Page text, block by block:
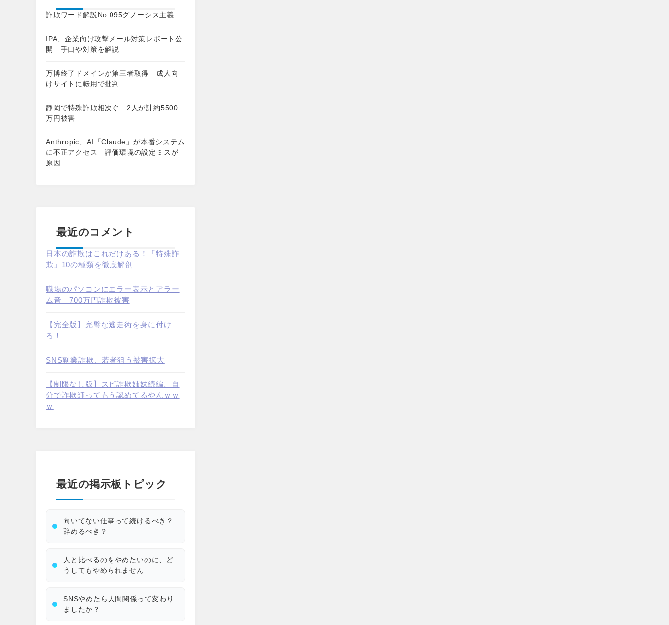
詐欺ワード解説No.095グノーシス主義
IPA、企業向け攻撃メール対策レポート公
開 手口や対策を解説
万博終了ドメインが第三者取得 成人向
けサイトに転用で批判
静岡で特殊詐欺相次ぐ 2人が計約5500
万円被害
Anthropic、AI「Claude」が本番システム
に不正アクセス 評価環境の設定ミスが
原因
最近のコメント
日本の詐欺はこれだけある！「特殊詐
欺」10の種類を徹底解剖
職場のパソコンにエラー表示とアラー
ム音 700万円詐欺被害
【完全版】完璧な逃走術を身に付け
ろ！
SNS副業詐欺、若者狙う被害拡大
【制限なし版】スピ詐欺姉妹続編。自
分で詐欺師ってもう認めてるやんｗｗ
ｗ
最近の掲示板トピック
向いてない仕事って続けるべき？
辞めるべき？
人と比べるのをやめたいのに、ど
うしてもやめられません
SNSやめたら人間関係って変わり
ましたか？